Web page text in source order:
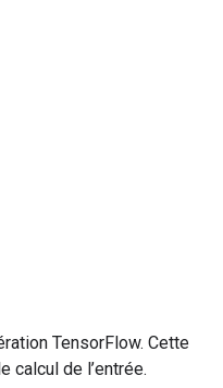
TensorFlow. Cette
calcul de l’entrée.